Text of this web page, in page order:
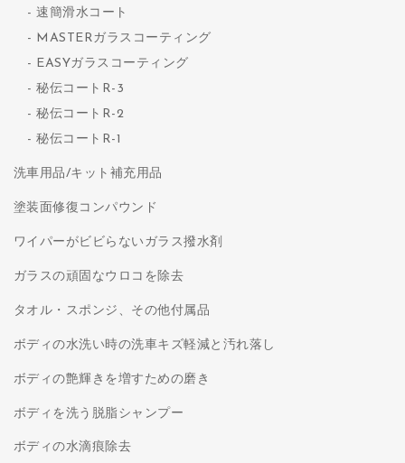
速簡滑水コート
MASTERガラスコーティング
EASYガラスコーティング
秘伝コートR-3
秘伝コートR-2
秘伝コートR-1
洗車用品/キット補充用品
塗装面修復コンパウンド
ワイパーがビビらないガラス撥水剤
ガラスの頑固なウロコを除去
タオル・スポンジ、その他付属品
ボディの水洗い時の洗車キズ軽減と汚れ落し
ボディの艶輝きを増すための磨き
ボディを洗う脱脂シャンプー
ボディの水滴痕除去